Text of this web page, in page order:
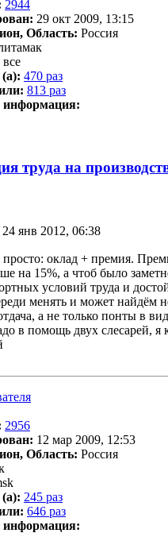
2944
29 окт 2009, 13:15
Область: Россия
470 раз
813 раз
информация:
труда на
24 янв 2012, 06:38
оклад + премия.
на 15%, а чтоб было
условий труда и
менять и может найдём
а не только понты в
в помощь двух слесарей,
2956
12 мар 2009, 12:53
Область: Россия
245 раз
646 раз
информация: